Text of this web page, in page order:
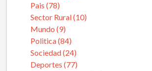
Pais (78)
Sector Rural (10)
Mundo (9)
Politica (84)
Sociedad (24)
Deportes (77)